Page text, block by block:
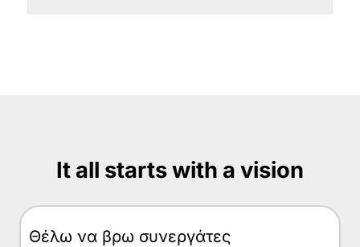
It all starts with a vision
Θέλω